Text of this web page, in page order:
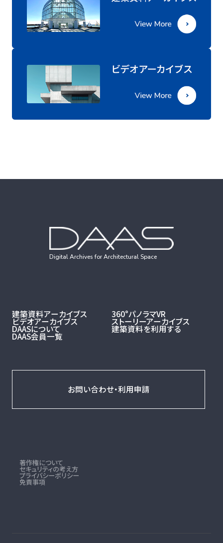
Digital Archives for Architectural Space
建築資料アーカイブス 360°パノラマVR
ビデオアーカイブス ストーリーアーカイブス
DAASについて 建築資料を利用する
DAAS会員一覧
お問い合わせ・利用申請
著作権について
セキュリティの考え方
プライバシーポリシー
免責事項